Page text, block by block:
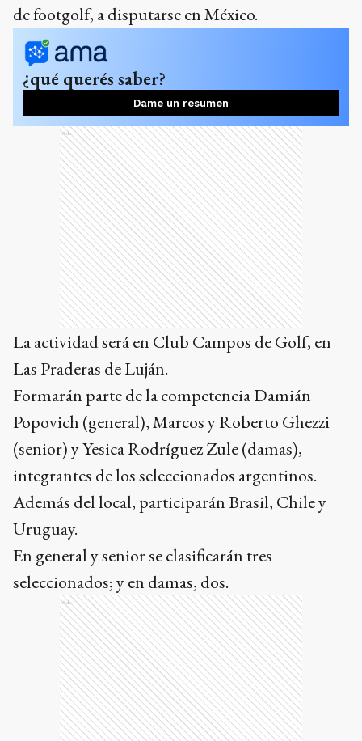
de footgolf, a disputarse en México.
¿qué querés saber?
Dame un resumen
Ads
La actividad será en Club Campos de Golf, en
Las Praderas de Luján.
Formarán parte de la competencia Damián
Popovich (general), Marcos y Roberto Ghezzi
(senior) y Yesica Rodríguez Zule (damas),
integrantes de los seleccionados argentinos.
Además del local, participarán Brasil, Chile y
Uruguay.
En general y senior se clasificarán tres
seleccionados; y en damas, dos.
Ads